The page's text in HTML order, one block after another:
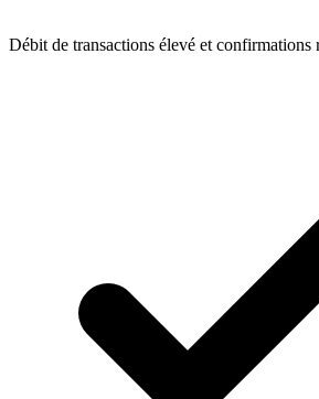
Débit de transactions élevé et confirmations